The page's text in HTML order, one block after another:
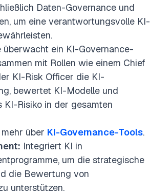
Daten-Governance und
um eine verantwortungsvolle KI-
überwacht ein KI-Governance-
mit Rollen wie einem Chief
KI-Risk Officer die KI-
bewertet KI-Modelle und
KI-Risiko in der gesamten
über KI-Governance-Tools.
Integriert KI in
um die strategische
die Bewertung von
unterstützen.